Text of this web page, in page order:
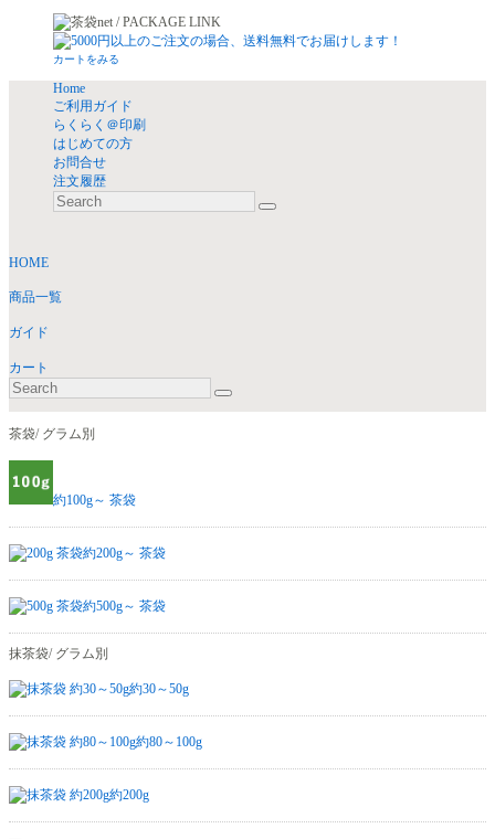
カートをみる
Home
ご利用ガイド
らくらく＠印刷
はじめての方
お問合せ
注文履歴
HOME
商品一覧
ガイド
カート
茶袋/ グラム別
約100g～ 茶袋
約200g～ 茶袋
約500g～ 茶袋
抹茶袋/ グラム別
約30～50g
約80～100g
約200g